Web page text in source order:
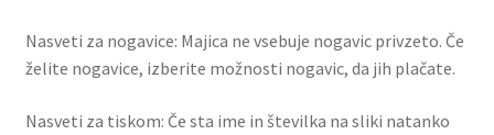
Nasveti za nogavice: Majica ne vsebuje nogavic privzeto. Če
želite nogavice, izberite možnosti nogavic, da jih plačate.
Nasveti za tiskom: Če sta ime in številka na sliki natanko